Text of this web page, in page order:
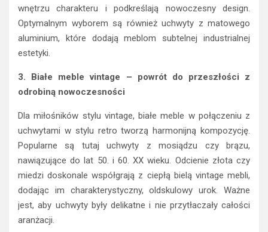
wnętrzu charakteru i podkreślają nowoczesny design.
Optymalnym wyborem są również uchwyty z matowego
aluminium, które dodają meblom subtelnej industrialnej
estetyki.
3. Białe meble vintage – powrót do przeszłości z
odrobiną nowoczesności
Dla miłośników stylu vintage, białe meble w połączeniu z
uchwytami w stylu retro tworzą harmonijną kompozycję.
Popularne są tutaj uchwyty z mosiądzu czy brązu,
nawiązujące do lat 50. i 60. XX wieku. Odcienie złota czy
miedzi doskonale współgrają z ciepłą bielą vintage mebli,
dodając im charakterystyczny, oldskulowy urok. Ważne
jest, aby uchwyty były delikatne i nie przytłaczały całości
aranżacji.